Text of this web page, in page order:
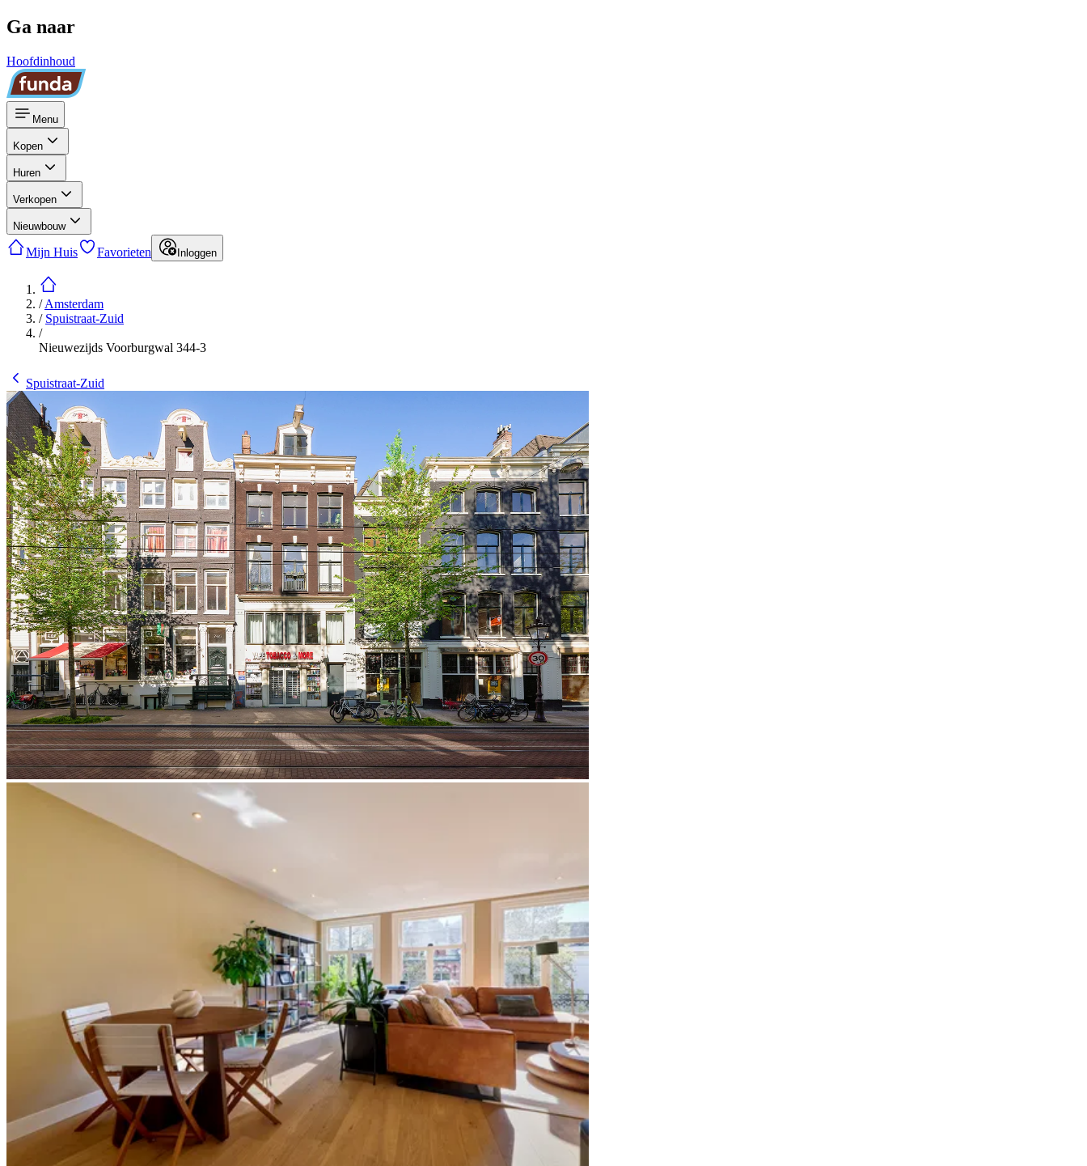
Ga naar
Hoofdinhoud
Menu
Kopen
Huren
Verkopen
Nieuwbouw
Mijn Huis Favorieten Inloggen
/Amsterdam
/ Spuistraat-Zuid
/
Nieuwezijds Voorburgwal 344-3
Spuistraat-Zuid